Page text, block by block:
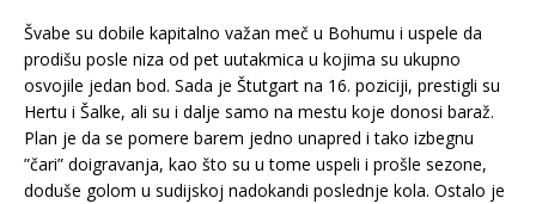
Švabe su dobile kapitalno važan meč u Bohumu i uspele da
prodišu posle niza od pet uutakmica u kojima su ukupno
osvojile jedan bod. Sada je Štutgart na 16. poziciji, prestigli su
Hertu i Šalke, ali su i dalje samo na mestu koje donosi baraž.
Plan je da se pomere barem jedno unapred i tako izbegnu
”čari” doigravanja, kao što su u tome uspeli i prošle sezone,
doduše golom u sudijskoj nadokandi poslednje kola. Ostalo je